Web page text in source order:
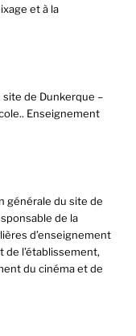
et à la
site de Dunkerque –
Enseignement
générale du site de
de la
d’enseignement
de l’établissement,
du cinéma et de